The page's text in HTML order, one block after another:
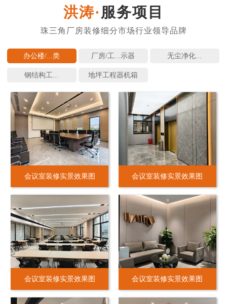
服务项目
办公楼/... 厂房/工... 无尘净化...
钢结构工... 地坪工程
会议室装修实景效果图 会议室装修实景效果图
会议室装修实景效果图 会议室装修实景效果图